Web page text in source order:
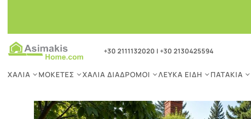
+30 2111132020 | +30 2130425594
ΧΑΛΙΆ ΜΟΚΈΤΕΣ ΧΑΛΙΆ ΔΙΆΔΡΟΜΟΙ ΛΕΥΚΆ ΕΊΔΗ ΠΑΤΆΚΙΑ